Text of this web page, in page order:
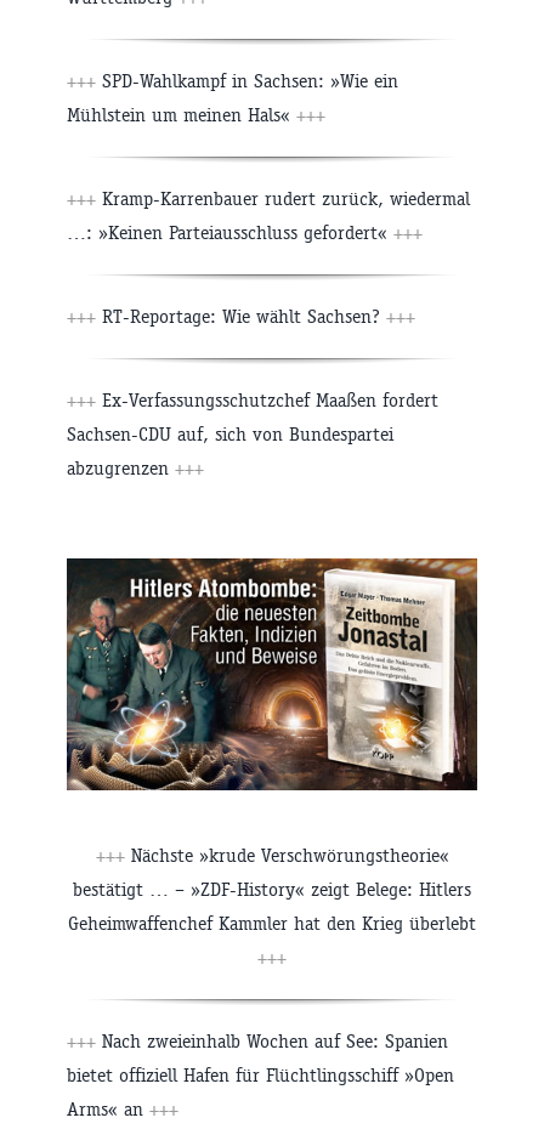
+++ SPD-Wahlkampf in Sachsen: »Wie ein
Mühlstein um meinen Hals« +++
+++ Kramp-Karrenbauer rudert zurück, wiedermal
…: »Keinen Parteiausschluss gefordert« +++
+++ RT-Reportage: Wie wählt Sachsen? +++
+++ Ex-Verfassungsschutzchef Maaßen fordert
Sachsen-CDU auf, sich von Bundespartei
abzugrenzen +++
+++Nächste »krude Verschwörungstheorie«
bestätigt … – »ZDF-History« zeigt Belege: Hitlers
Geheimwaffenchef Kammler hat den Krieg überlebt
+++
+++ Nach zweieinhalb Wochen auf See: Spanien
bietet offiziell Hafen für Flüchtlingsschiff »Open
Arms« an +++